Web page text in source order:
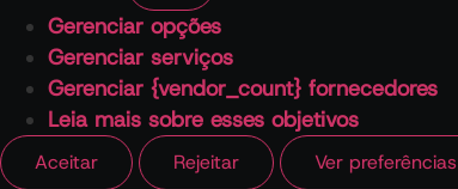
Gerenciar opções
Gerenciar serviços
Gerenciar {vendor_count} fornecedores
Leia mais sobre esses objetivos
Aceitar Rejeitar Ver preferências